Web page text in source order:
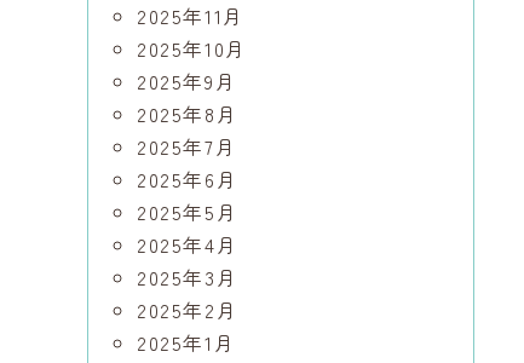
2025年11月
2025年10月
2025年9月
2025年8月
2025年7月
2025年6月
2025年5月
2025年4月
2025年3月
2025年2月
2025年1月